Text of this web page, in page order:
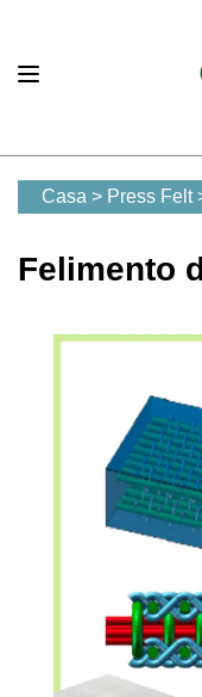
Casa > Press Felt
Felimento